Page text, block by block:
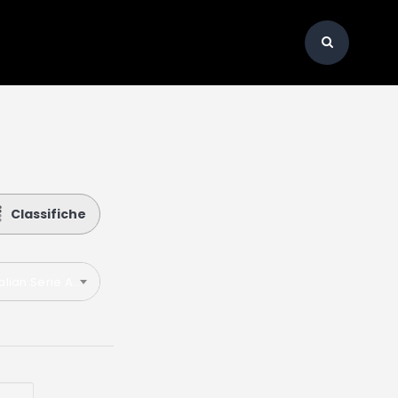
Classifiche
Serie A 2025-2026